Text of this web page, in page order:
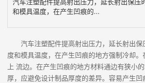
和模具温度，在产生凹痕的...
汽车注塑配件提高射出压力，延长射出
度和模具温度，在产生凹痕的地方强制冷却
上 流边。在产生凹痕的地方材料通边有狭小
厚，应避免设计制品厚度的差异。容易产生